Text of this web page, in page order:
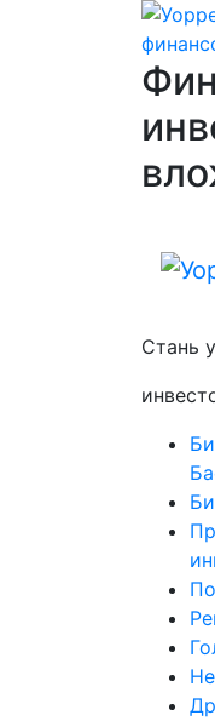
Стань